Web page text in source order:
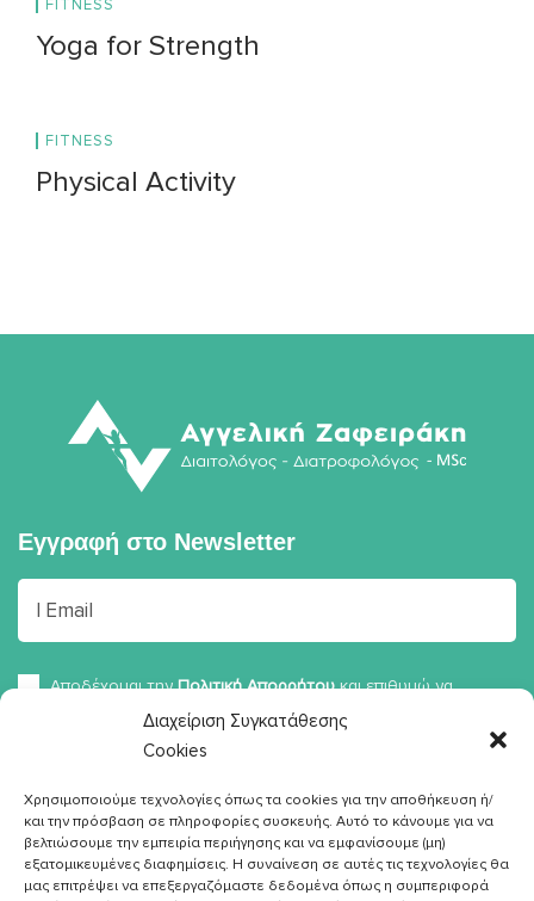
Διαχείριση Συγκατάθεσης
Cookies
Χρησιμοποιούμε τεχνολογίες όπως τα cookies για την αποθήκευση ή/
και την πρόσβαση σε πληροφορίες συσκευής. Αυτό το κάνουμε για να
βελτιώσουμε την εμπειρία περιήγησης και να εμφανίσουμε (μη)
εξατομικευμένες διαφημίσεις. Η συναίνεση σε αυτές τις τεχνολογίες θα
μας επιτρέψει να επεξεργαζόμαστε δεδομένα όπως η συμπεριφορά
FITNESS
Yoga for Strength
FITNESS
Physical Activity
Εγγραφή στο Newsletter
Αποδέχομαι τηνΠολιτική Απορρήτουκαι επιθυμώ να
λαμβάνω ενημερωτικό υλικό σχετικά με συνταγές, νέα, άρθρα κα.